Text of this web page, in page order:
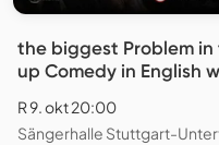
the biggest Problem
up Comedy in English
R 9. okt 20:00
Sängerhalle Stuttgart-